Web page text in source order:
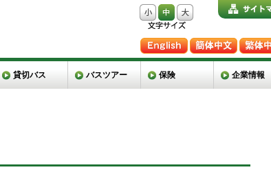
貸切バス バスツアー 保険 企業情報